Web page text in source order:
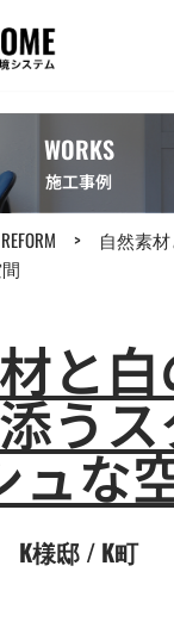
WORKS
施工事例
REFORM > 自然素
と
う
ュな
K様邸 / K町